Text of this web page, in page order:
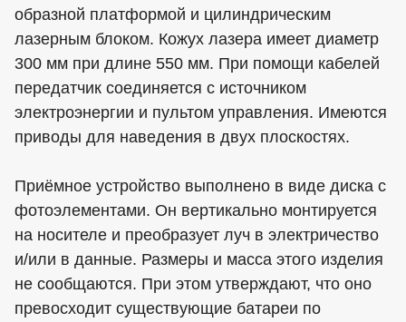
образной платформой и цилиндрическим
лазерным блоком. Кожух лазера имеет диаметр
300 мм при длине 550 мм. При помощи кабелей
передатчик соединяется с источником
электроэнергии и пультом управления. Имеются
приводы для наведения в двух плоскостях.
Приёмное устройство выполнено в виде диска с
фотоэлементами. Он вертикально монтируется
на носителе и преобразует луч в электричество
и/или в данные. Размеры и масса этого изделия
не сообщаются. При этом утверждают, что оно
превосходит существующие батареи по